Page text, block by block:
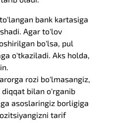
bank kartasiga
Agar to'lov
bo'lsa, pul
o'tkaziladi. Aks holda,
rozi bo'lmasangiz,
bilan o'rganib
asoslaringiz borligiga
tarif